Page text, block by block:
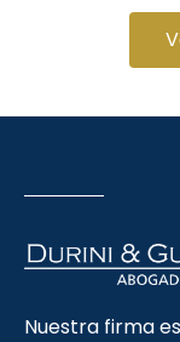
Nuestra firma